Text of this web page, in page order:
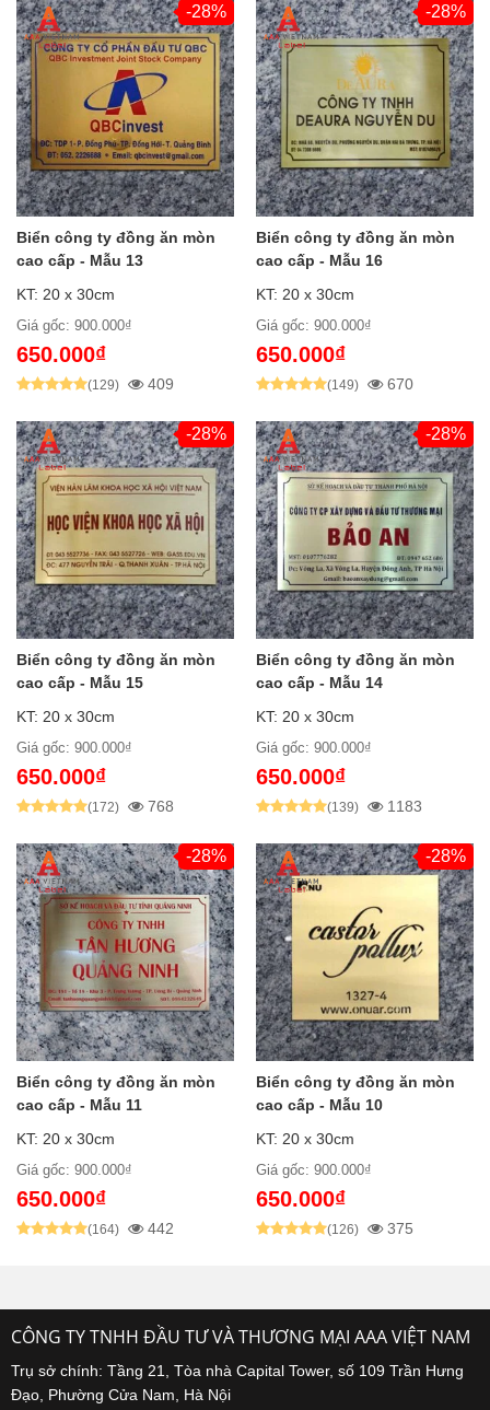
-28%
Biển công ty đồng ăn mòn
cao cấp - Mẫu 13
KT: 20 x 30cm
Giá gốc: 900.000₫
650.000₫
(129) 409
-28%
Biển công ty đồng ăn mòn
cao cấp - Mẫu 16
KT: 20 x 30cm
Giá gốc: 900.000₫
650.000₫
(149) 670
-28%
Biển công ty đồng ăn mòn
cao cấp - Mẫu 15
KT: 20 x 30cm
Giá gốc: 900.000₫
650.000₫
(172) 768
-28%
Biển công ty đồng ăn mòn
cao cấp - Mẫu 14
KT: 20 x 30cm
Giá gốc: 900.000₫
650.000₫
(139) 1183
-28%
Biển công ty đồng ăn mòn
cao cấp - Mẫu 11
KT: 20 x 30cm
Giá gốc: 900.000₫
650.000₫
(164) 442
-28%
Biển công ty đồng ăn mòn
cao cấp - Mẫu 10
KT: 20 x 30cm
Giá gốc: 900.000₫
650.000₫
(126) 375
CÔNG TY TNHH ĐẦU TƯ VÀ THƯƠNG MẠI AAA VIỆT NAM
Trụ sở chính: Tầng 21, Tòa nhà Capital Tower, số 109 Trần Hưng
Đạo, Phường Cửa Nam, Hà Nội